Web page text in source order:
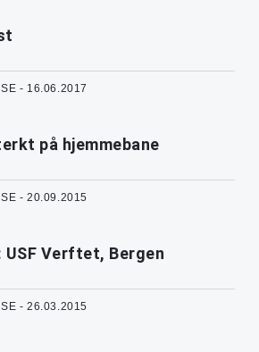
- 16.06.2017
på hjemmebane
- 20.09.2015
USF Verftet, Bergen
- 26.03.2015